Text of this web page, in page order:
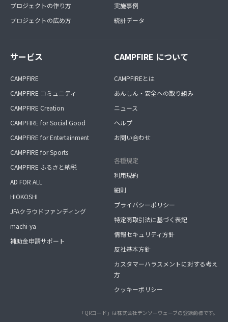
プロジェクトの作り方
プロジェクトの広め方
実施事例
統計データ
サービス
CAMPFIRE
CAMPFIRE コミュニティ
CAMPFIRE Creation
CAMPFIRE for Social Good
CAMPFIRE for Entertainment
CAMPFIRE for Sports
CAMPFIRE ふるさと納税
AD FOR ALL
HIOKOSHI
JFAクラウドファンディング
machi-ya
補助金申請サポート
CAMPFIRE について
CAMPFIREとは
あんしん・安全への取り組み
ニュース
ヘルプ
お問い合わせ
各種規定
利用規約
細則
プライバシーポリシー
特定商取引法に基づく表記
情報セキュリティ方針
反社基本方針
カスタマーハラスメントに対する考え
方
クッキーポリシー
「QRコード」は株式会社デンソーウェーブの登録商標です。